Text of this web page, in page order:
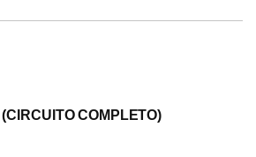
CIRCUITO COMPLETO)